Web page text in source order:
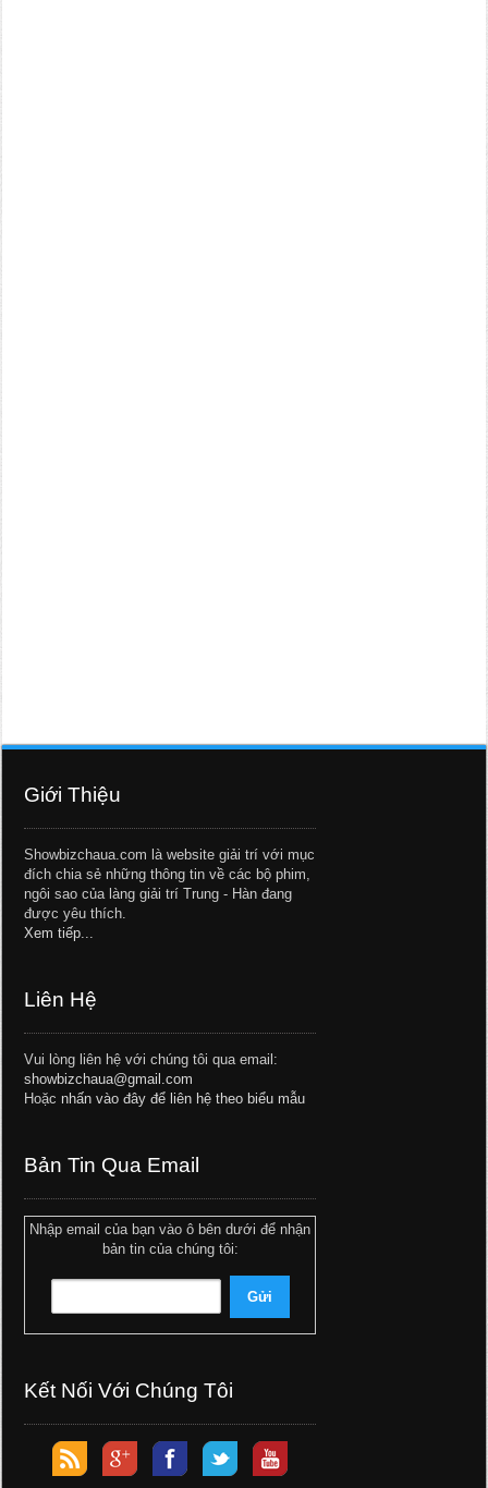
Giới Thiệu
Showbizchaua.com là website giải trí với mục
đích chia sẻ những thông tin về các bộ phim,
ngôi sao của làng giải trí Trung - Hàn đang
được yêu thích.
Xem tiếp...
Liên Hệ
Vui lòng liên hệ với chúng tôi qua email:
showbizchaua@gmail.com
Hoặc nhấn vào đây để liên hệ theo biểu mẫu
Bản Tin Qua Email
Nhập email của bạn vào ô bên dưới để nhận
bản tin của chúng tôi:
Kết Nối Với Chúng Tôi